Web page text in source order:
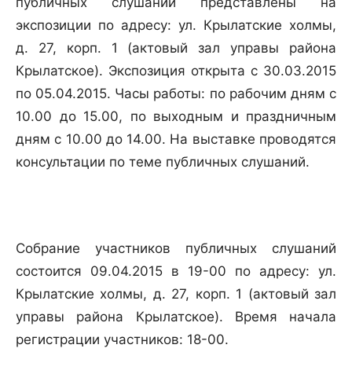
экспозиции по адресу: ул. Крылатские холмы,
д. 27, корп. 1 (актовый зал управы района
Крылатское). Экспозиция открыта с 30.03.2015
по 05.04.2015. Часы работы: по рабочим дням с
10.00 до 15.00, по выходным и праздничным
дням с 10.00 до 14.00. На выставке проводятся
консультации по теме публичных слушаний.
Собрание участников публичных слушаний
состоится 09.04.2015 в 19-00 по адресу: ул.
Крылатские холмы, д. 27, корп. 1 (актовый зал
управы района Крылатское). Время начала
регистрации участников: 18-00.